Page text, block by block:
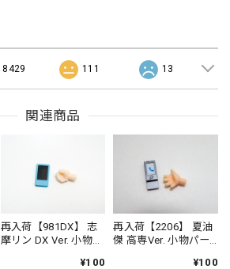
8429 111 13
関連商品
再入荷【981DX】 志
摩リン DX Ver. 小物パ
¥100
再入荷【2206】 夏油
傑 高専Ver. 小物パー
¥100